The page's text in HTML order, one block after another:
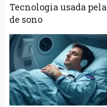
Tecnologia usada
de sono